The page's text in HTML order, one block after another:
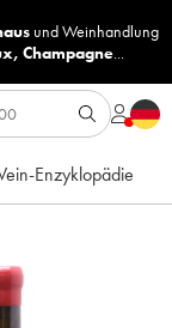
undWeinhandlung
, Champagne...
Enzyklopädie